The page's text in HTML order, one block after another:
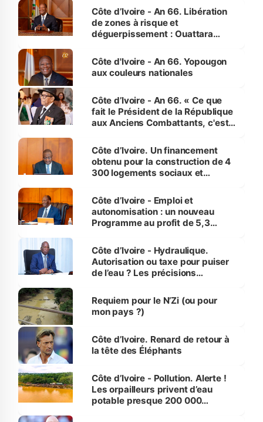
milieu des sinistrés
Côte d’Ivoire - An 66. Libération
de zones à risque et
déguerpissement : Ouattara
l'Etat de droit pour préserver les
vies humaines »
Côte d'Ivoire - An 66. Yopougon
aux couleurs nationales
Côte d’Ivoire - An 66. « Ce que
fait le Président de la République
aux Anciens Combattants, c'est
Côte d’Ivoire. Un financement
obtenu pour la construction de 4
300 logements sociaux et
et Yamoussoukro
Côte d’Ivoire - Emploi et
autonomisation : un nouveau
Programme au profit de 5,3
Côte d’Ivoire - Hydraulique.
Autorisation ou taxe pour puiser
de l’eau ? Les précisions
Requiem pour le N’Zi (ou pour
mon pays ?)
Côte d’Ivoire. Renard de retour à
la tête des Éléphants
Côte d’Ivoire - Pollution. Alerte !
Les orpailleurs privent d’eau
potable presque 200 000